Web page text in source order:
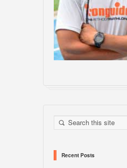
Recent Posts